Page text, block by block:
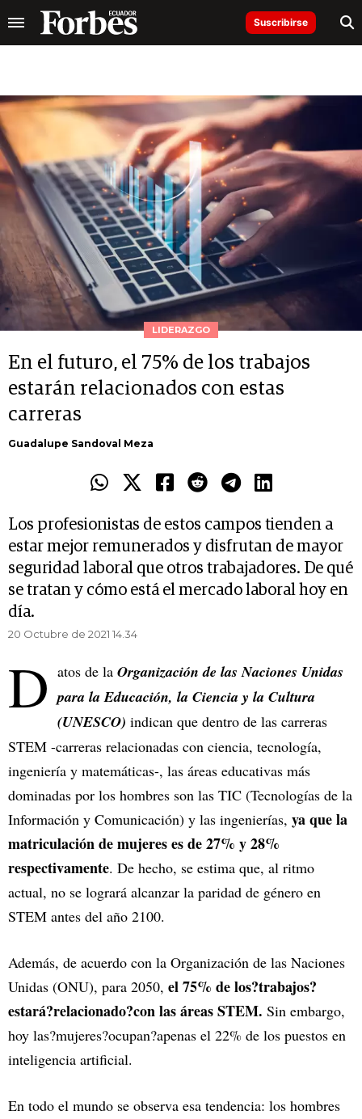
Suscribirse
LIDERAZGO
En el futuro, el 75% de los trabajos
estarán relacionados con estas
carreras
Guadalupe Sandoval Meza
Los profesionistas de estos campos tienden a
estar mejor remunerados y disfrutan de mayor
seguridad laboral que otros trabajadores. De qué
se tratan y cómo está el mercado laboral hoy en
día.
20 Octubre de 2021 14.34
D atos de la Organización de las Naciones Unidas
para la Educación, la Ciencia y la Cultura
(UNESCO) indican que dentro de las carreras
STEM -carreras relacionadas con ciencia, tecnología,
ingeniería y matemáticas-, las áreas educativas más
dominadas por los hombres son las TIC (Tecnologías de la
Información y Comunicación) y las ingenierías, ya que la
matriculación de mujeres es de 27% y 28%
respectivamente. De hecho, se estima que, al ritmo
actual, no se logrará alcanzar la paridad de género en
STEM antes del año 2100.
Además, de acuerdo con la Organización de las Naciones
Unidas (ONU), para 2050, el 75% de los?trabajos?
estará?relacionado?con las áreas STEM. Sin embargo,
hoy las?mujeres?ocupan?apenas el 22% de los puestos en
inteligencia artificial.
En todo el mundo se observa esa tendencia: los hombres